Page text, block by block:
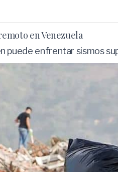
en Venezuela
puede enfrentar sismos